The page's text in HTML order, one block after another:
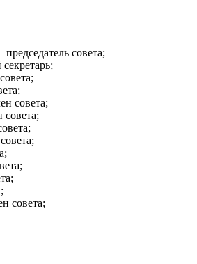
совета;
совета;
совета;